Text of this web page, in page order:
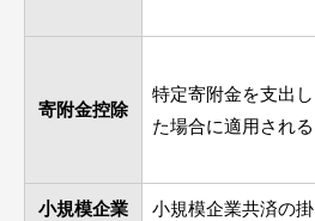
寄附金控除
特定寄附金を支出し
た場合に適用される
小規模企業
小規模企業共済の掛